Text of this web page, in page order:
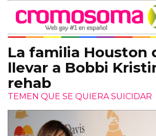
La familia Houston
llevar a Bobbi
rehab
TEMEN QUE SE QUIERA SUICIDAR